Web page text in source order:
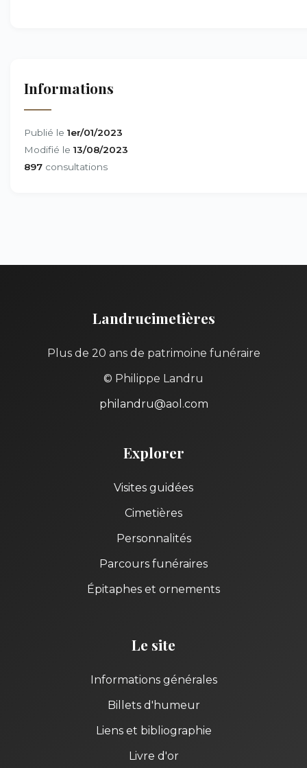
Informations
Publié le 1er/01/2023
Modifié le 13/08/2023
897 consultations
Landrucimetières
Plus de 20 ans de patrimoine funéraire
© Philippe Landru
philandru@aol.com
Explorer
Visites guidées
Cimetières
Personnalités
Parcours funéraires
Épitaphes et ornements
Le site
Informations générales
Billets d'humeur
Liens et bibliographie
Livre d'or